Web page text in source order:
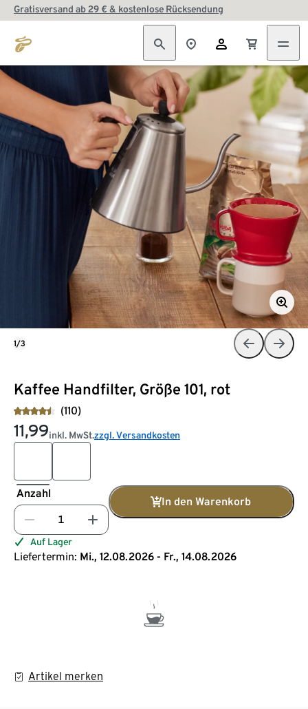
Gratisversand ab 29 € & kostenlose Rücksendung
Kaffee Handfilter, Größe 101, rot
(110)
11,99inkl. MwSt.zzgl. Versandkosten
Anzahl
In den Warenkorb
Auf Lager
Liefertermin: Mi., 12.08.2026 - Fr., 14.08.2026
Artikel merken
1/3